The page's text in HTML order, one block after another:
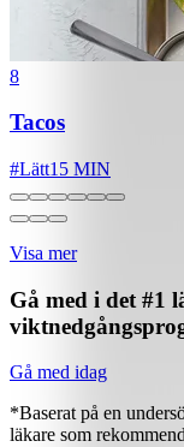
8
Tacos
#Lätt15 MIN
Visa mer
Gå med i det #1
Gå med idag
*Baserat på en
läkare som